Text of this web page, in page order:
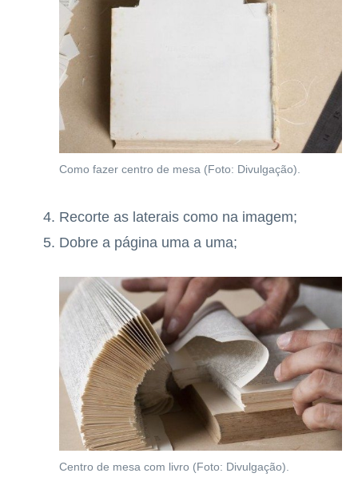
Como fazer centro de mesa (Foto: Divulgação).
Recorte as laterais como na imagem;
Dobre a página uma a uma;
Centro de mesa com livro (Foto: Divulgação).